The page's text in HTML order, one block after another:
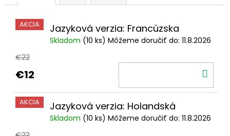
AKCIA Jazyková verzia: Francúzska
Skladom (10 ks) Môžeme doručiť do: 11.8.2026
€22
€12
AKCIA Jazyková verzia: Holandská
Skladom (10 ks) Môžeme doručiť do: 11.8.2026
EURO
LUXEMBURSKO
45.
NARODENINY
VILIAMA
(BU)
€24,50